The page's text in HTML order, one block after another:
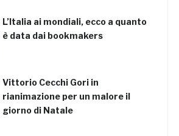
L’Italia ai mondiali, ecco a quanto
è data dai bookmakers
Vittorio Cecchi Gori in
rianimazione per un malore il
giorno di Natale